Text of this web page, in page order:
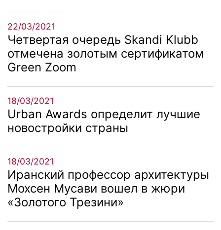
22/03/2021
Четвертая очередь Skandi Klubb
отмечена золотым сертификатом
Green Zoom
18/03/2021
Urban Awards определит лучшие
новостройки страны
18/03/2021
Иранский профессор архитектуры
Мохсен Мусави вошел в жюри
«Золотого Трезини»